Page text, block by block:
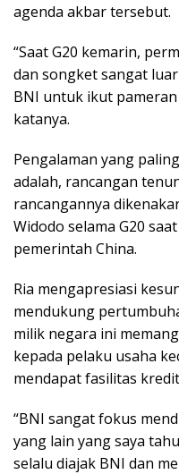
agenda akbar tersebut.
“Saat G20 kemarin,
dan songket sangat
BNI untuk ikut pameran
katanya.
Pengalaman yang
adalah, rancangan
rancangannya
Widodo selama G20
pemerintah China.
Ria mengapresiasi
mendukung
milik negara ini
kepada pelaku usaha
mendapat fasilitas
“BNI sangat fokus
yang lain yang saya
selalu diajak BNI dan